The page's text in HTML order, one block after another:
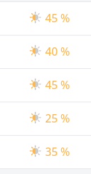
45 %
40 %
45 %
25 %
35 %